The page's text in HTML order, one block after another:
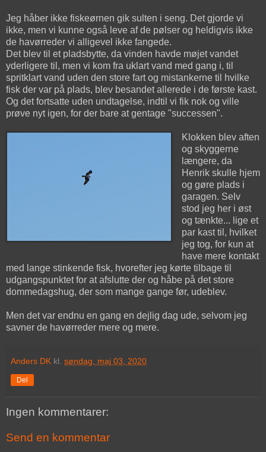
Jeg håber ikke fiskeørnen gik sulten i seng. Det gjorde vi
ikke, men vi kunne også leve af de pølser og heldigvis ikke
de havørreder vi alligevel ikke fangede.
Det blev til et pladsbytte, da vinden havde møjet vandet
yderligere til, men vi kom fra uklart vand med gang i, til
spritklart vand uden den store fart og mistankerne til hvilke
fisk der var på plads, blev besandet allerede i de første kast.
Og det fortsatte uden undtagelse, indtil vi fik nok og ville
prøve nyt igen, for der bare at gentage "successen".
Klokken blev aften
og skyggerne
længere, da
Henrik skulle hjem
og gøre plads i
garagen. Selv
stod jeg her i øst
og tænkte... lige et
par kast til, hvilket
jeg tog, for kun at
have mere kontakt
med lange stinkende fisk, hvorefter jeg kørte tilbage til
udgangspunktet for at afslutte der og håbe på det store
dommedagshug, der som mange gange før, udeblev.
Men det var endnu en gang en dejlig dag ude, selvom jeg
savner de havørreder mere og mere.
Anders DK kl. søndag, maj 03, 2020
Del
Ingen kommentarer:
Send en kommentar